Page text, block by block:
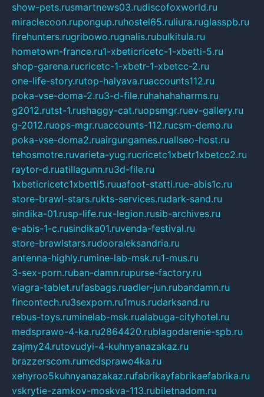
show-pets.rusmartnews03.rudiscofoxworld.ru
miraclecoon.rupongup.ruhostel65.ruliura.ruglasspb.ru
firehunters.rugribowo.rugnalis.rubulkitula.ru
hometown-france.ru1-xbeticricetc-1-xbetti-5.ru
shop-garena.rucricetc-1-xbetr-1-xbetcc-2.ru
one-life-story.rutop-halyava.ruaccounts112.ru
poka-vse-doma-2.ru3-d-file.ruhahahaharms.ru
g2012.rutst-1.rushaggy-cat.ruopsmgr.ruev-gallery.ru
g-2012.ruops-mgr.ruaccounts-112.rucsm-demo.ru
poka-vse-doma2.ruairgungames.ruallseo-host.ru
tehosmotre.ruvarieta-yug.rucricetc1xbetr1xbetcc2.ru
raytor-d.ruatillagunn.ru3d-file.ru
1xbeticricetc1xbetti5.ruuafoot-statti.rue-abis1c.ru
store-brawl-stars.rukts-services.rudark-sand.ru
sindika-01.rusp-life.rux-legion.rusib-archives.ru
e-abis-1-c.rusindika01.ruvenda-festival.ru
store-brawlstars.rudooraleksandria.ru
antenna-highly.rumine-lab-msk.ru1-mus.ru
3-sex-porn.ruban-damn.rupurse-factory.ru
viagra-tablet.rufasbags.ruadler-jun.rubandamn.ru
fincontech.ru3sexporn.ru1mus.rudarksand.ru
rebus-toys.ruminelab-msk.rualabuga-cityhotel.ru
medsprawo-4-ka.ru2864420.rublagodarenie-spb.ru
zajmy24.rutovudyi-4-kuhnyanazakaz.ru
brazzerscom.rumedsprawo4ka.ru
xehyroo5kuhnyanazakaz.rufabrikayfabrikaefabrika.ru
vskrytie-zamkov-moskva-113.rubiletnadom.ru